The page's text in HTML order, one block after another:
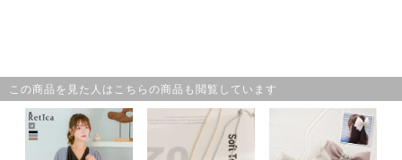
この商品を見た人はこちらの商品も閲覧しています